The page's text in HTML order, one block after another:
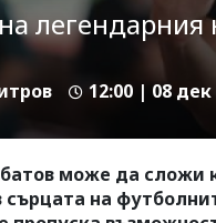
12:00 | 08 дек
може да сложи
сърцата на